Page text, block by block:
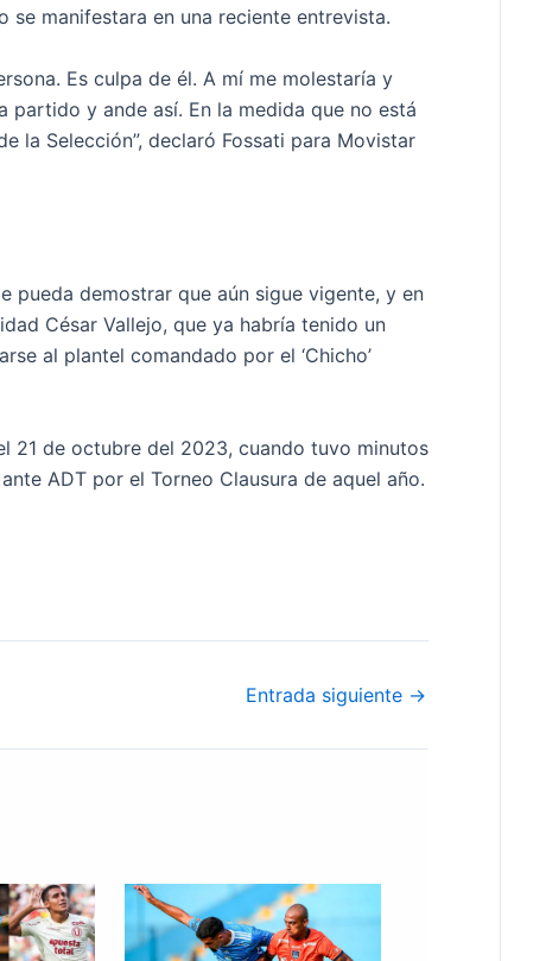
manifestara en una reciente entrevista.
Es culpa de él. A mí me molestaría y
partido y ande así. En la medida que no está
la Selección”, declaró Fossati para Movistar
pueda demostrar que aún sigue vigente, y en
César Vallejo, que ya habría tenido un
al plantel comandado por el ‘Chicho’
21 de octubre del 2023, cuando tuvo minutos
ADT por el Torneo Clausura de aquel año.
Entrada siguiente →